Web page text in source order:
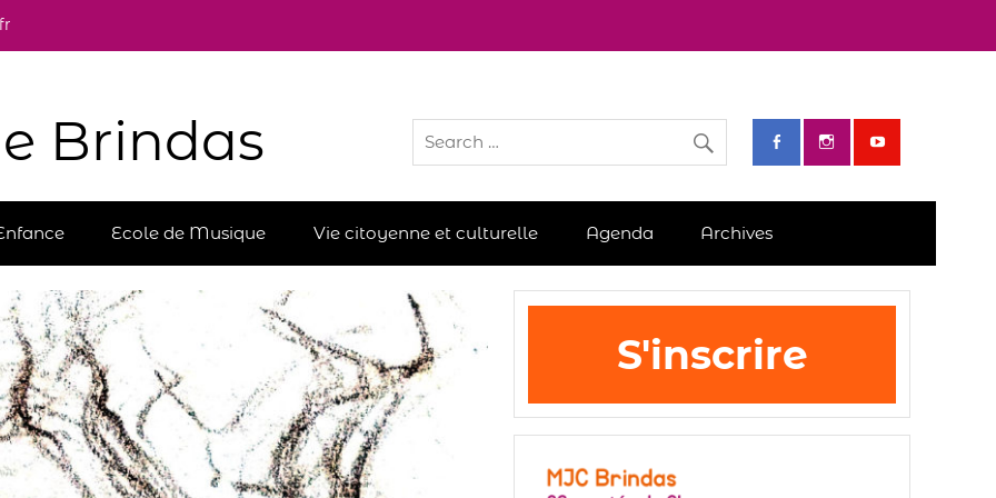
Brindas
Ecole de Musique Vie citoyenne et culturelle Agenda Archives
S'inscrire